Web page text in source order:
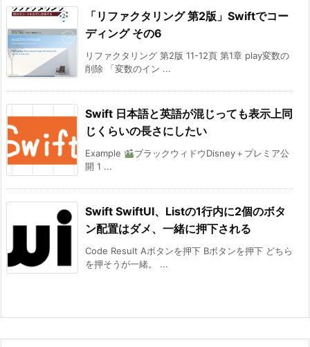
「リファクタリング 第2版」Swiftでコー
ディング その6
リファクタリング 第2版 11-12頁 第1章 play変数の
削除 「変数のイン ...
Swift 日本語と英語が混じっても表示上同
じくらいの長さにしたい
Example
ブラックウィドウDisney＋プレミア公
開 1 ...
Swift SwiftUI、Listの1行内に2個のボタ
ン配置はダメ、一緒に押下される
Code Result Aボタンを押下 Bボタンを押下 どちら
を押そうが一緒。 ...